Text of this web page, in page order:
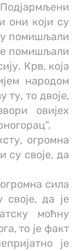
они који су
помишљали
помишљали
Крв, која
народом
ту, то двоје,
овијех
огромна
су своје, да
сила
своје, да је
моћну
то је факт
је